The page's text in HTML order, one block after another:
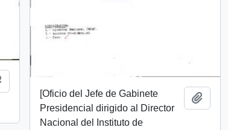
Añadir al portapapeles
[Oficio del Jefe de Gabinete
Presidencial dirigido al Director
Nacional del Instituto de